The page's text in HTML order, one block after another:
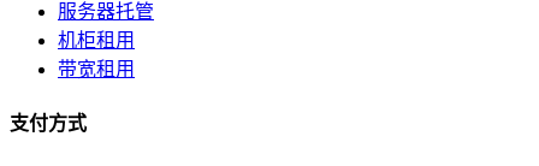
服务器托管
机柜租用
带宽租用
支付方式